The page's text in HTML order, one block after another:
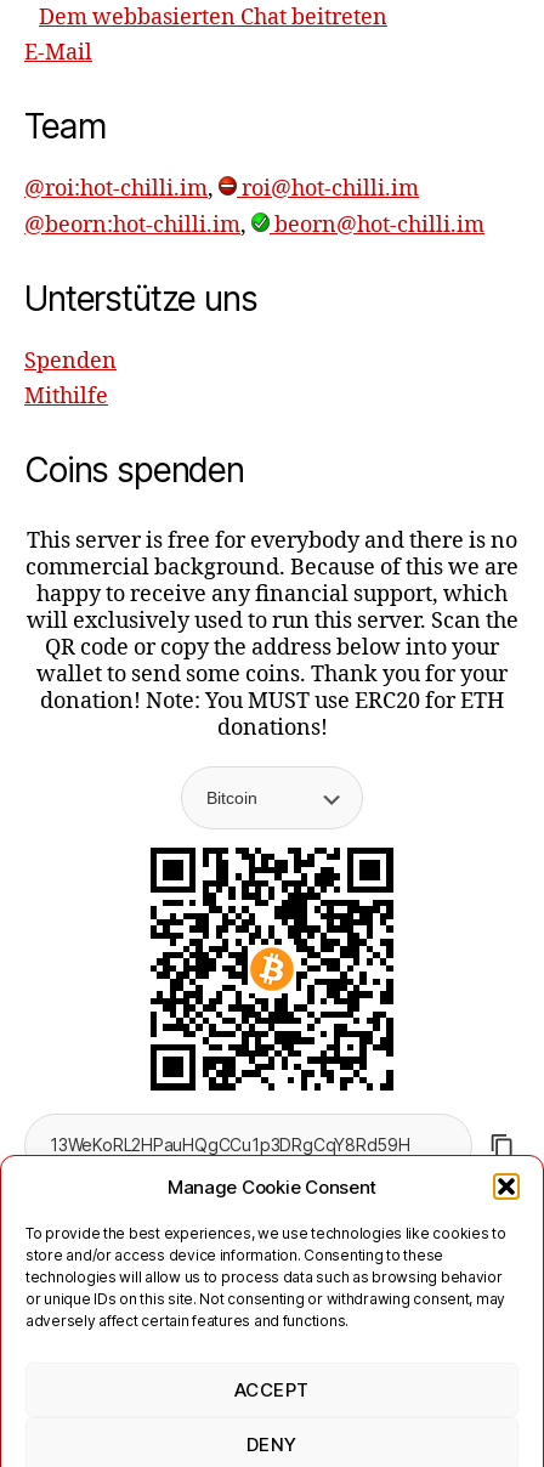
Manage Cookie Consent
To provide the best experiences, we use technologies like cookies to
store and/or access device information. Consenting to these
technologies will allow us to process data such as browsing behavior
or unique IDs on this site. Not consenting or withdrawing consent, may
adversely affect certain features and functions.
ACCEPT
DENY
Dem webbasierten Chat beitreten
E-Mail
Team
@roi:hot-chilli.im,
roi@hot-chilli.im
@beorn:hot-chilli.im, beorn@hot-chilli.im
Unterstütze uns
Spenden
Mithilfe
Coins spenden
This server is free for everybody and there is no
commercial background. Because of this we are
happy to receive any financial support, which
will exclusively used to run this server. Scan the
QR code or copy the address below into your
wallet to send some coins. Thank you for your
donation! Note: You MUST use ERC20 for ETH
donations!
Impressum